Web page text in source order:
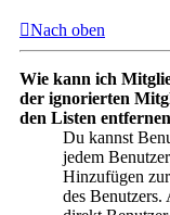
Nach oben
Wie kann ich
der ignorierten
den Listen
Du kannst
jedem
Hinzufügen
des Benutzers.